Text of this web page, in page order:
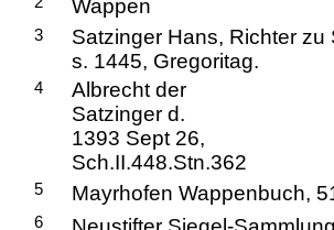
Wappen
3
Satzinger Hans, Richter zu
s. 1445, Gregoritag.
4
Albrecht der
Satzinger d.
1393 Sept 26,
Sch.II.448.Stn.362
5 Mayrhofen Wappenbuch,
6